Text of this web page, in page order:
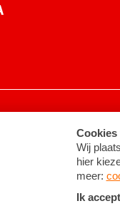
instellingen